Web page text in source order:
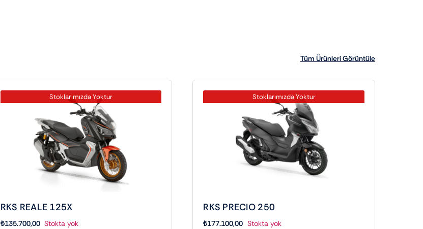
Tüm Ürünleri Görüntüle
Stoklarımızda Yoktur
RKS REALE 125X
₺135.700,00 Stokta yok
Stoklarımızda Yoktur
RKS PRECIO 250
₺177.100,00 Stokta yok